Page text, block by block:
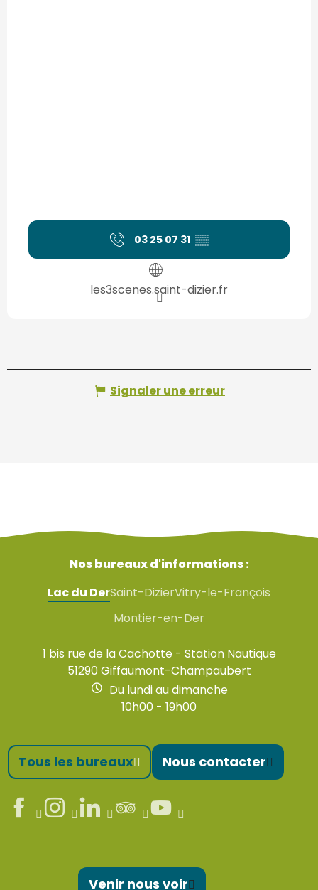
03 25 07 31 ▒▒
les3scenes.saint-dizier.fr
Signaler une erreur
Nos bureaux d'informations :
Lac du DerSaint-DizierVitry-le-François
Montier-en-Der
1 bis rue de la Cachotte - Station Nautique
51290 Giffaumont-Champaubert
Du lundi au dimanche
10h00 - 19h00
Tous les bureaux Nous contacter
Venir nous voir